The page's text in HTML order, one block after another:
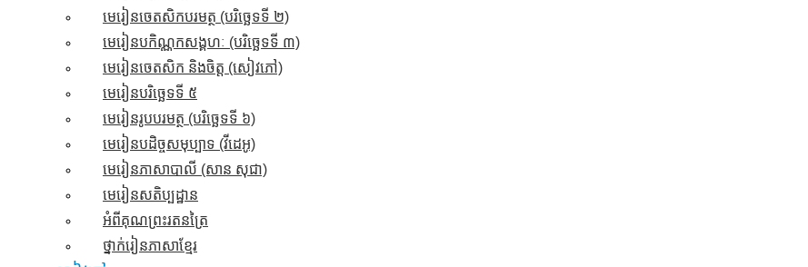
មេរៀនចេតសិកបរមត្ថ (បរិច្ឆេទទី ២)
មេរៀនបកិណ្ណកសង្គហៈ (បរិច្ឆេទទី ៣)
មេរៀនចេតសិក និងចិត្ត​ (សៀវភៅ)
មេរៀនបរិច្ឆេទទី ៥
មេរៀនរូបបរមត្ថ (បរិច្ឆេទទី ៦)
មេរៀនបដិច្ចសមុប្បាទ​ (វីដេអូ)
មេរៀនភាសាបាលី (សាន សុជា)
មេរៀនសតិប្បដ្ឋាន
អំពីគុណព្រះរតនត្រៃ
ថ្នាក់រៀនភាសាខ្មែរ